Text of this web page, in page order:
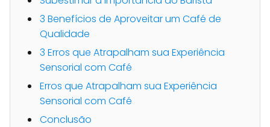
3 Benefícios de Aproveitar um Café de
Qualidade
3 Erros que Atrapalham sua Experiência
Sensorial com Café
Erros que Atrapalham sua Experiência
Sensorial com Café
Conclusão